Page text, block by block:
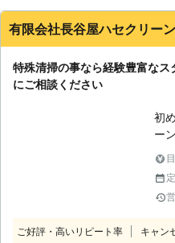
と
作
は
身
作
る
こ
【
ご
お
で
って良かったです。臭いも少
すが、消臭してくれましたし
福岡県 糟屋郡篠栗町
有限会社長谷屋ハセクリーン
特殊清掃の事なら経験豊富な
にご相談ください
初
ー
ン
採
ニ
で
れ
ご好評・高いリピート率 キャン